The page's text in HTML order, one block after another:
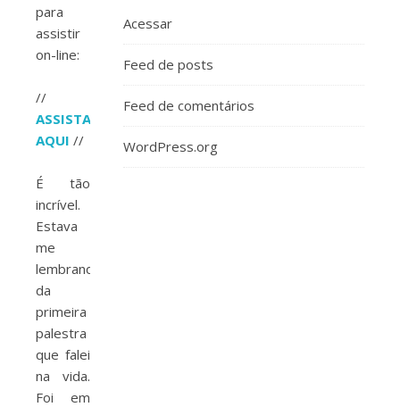
para
assistir
on-line:
//
ASSISTA
AQUI //
É tão
incrível.
Estava
me
lembrando
da
primeira
palestra
que falei
na vida.
Foi em
Acessar
Feed de posts
Feed de comentários
WordPress.org